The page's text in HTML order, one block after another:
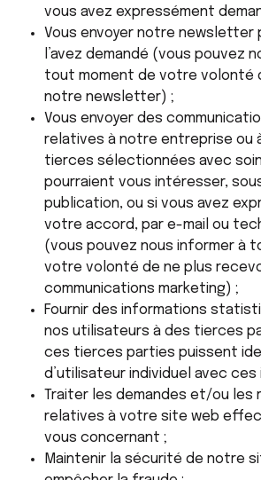
vous avez expressément
Vous envoyer notre newsletter
l’avez demandé (vous pouvez
tout moment de votre volonté
notre newsletter) ;
Vous envoyer des
relatives à notre entreprise ou
tierces sélectionnées avec
pourraient vous intéresser,
publication, ou si vous avez
votre accord, par e-mail ou
(vous pouvez nous informer à
votre volonté de ne plus
communications marketing) ;
Fournir des informations
nos utilisateurs à des tierces
ces tierces parties puissent
d’utilisateur individuel avec
Traiter les demandes et/ou les
relatives à votre site web
vous concernant ;
Maintenir la sécurité de notre